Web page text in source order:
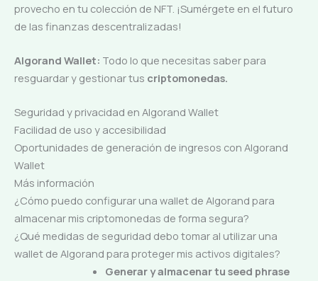
provecho en tu colección de NFT. ¡Sumérgete en el futuro
de las finanzas descentralizadas!
Algorand Wallet: Todo lo que necesitas saber para
resguardar y gestionar tus criptomonedas.
Seguridad y privacidad en Algorand Wallet
Facilidad de uso y accesibilidad
Oportunidades de generación de ingresos con Algorand
Wallet
Más información
¿Cómo puedo configurar una wallet de Algorand para
almacenar mis criptomonedas de forma segura?
¿Qué medidas de seguridad debo tomar al utilizar una
wallet de Algorand para proteger mis activos digitales?
Generar y almacenar tu seed phrase